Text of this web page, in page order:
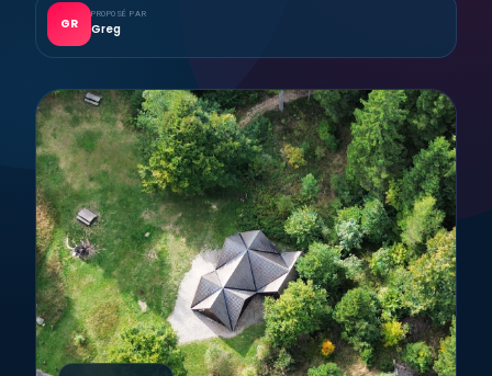
GR
PROPOSÉ PAR
Greg